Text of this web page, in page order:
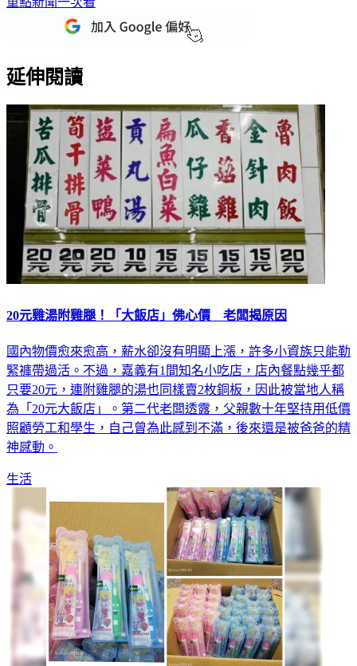
延伸閱讀
20元雞湯附雞腿！「大飯店」佛心價 老闆揭原因
國內物價愈來愈高，薪水卻沒有明顯上漲，許多小資族只能勒
緊褲帶過活。不過，嘉義有1間知名小吃店，店內餐點幾乎都
只要20元，連附雞腿的湯也同樣賣2枚銅板，因此被當地人稱
為「20元大飯店」。第二代老闆透露，父親數十年堅持用低價
照顧勞工和學生，自己曾為此感到不滿，後來還是被爸爸的精
神感動。
生活